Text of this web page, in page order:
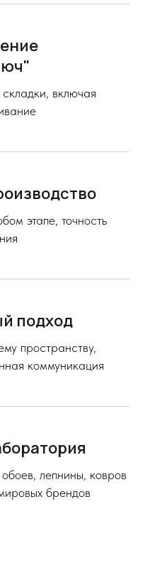
включая
этапе, точность
подход
пространству,
коммуникация
лепнины, ковров
брендов